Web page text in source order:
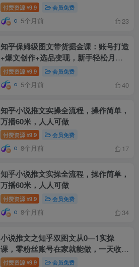
付费资源 ¥9.9 会员免费
5个月前 23
知乎保姆级图文带货掘金课：账号打造
+爆文创作+选品变现，新手轻松月入
1w+第一桶金
付费资源 ¥9.9 会员免费
5个月前 40
知乎小说推文实操全流程，操作简单，
万播60米，人人可做
付费资源 ¥9.9 会员免费
8个月前 17
知乎小说推文实操全流程，操作简单，
万播60米，人人可做
付费资源 ¥9.9 会员免费
8个月前 34
小说推文之知乎双图文从0—1实操
课，零粉丝账号在家就能做，一天收益
几张
付费资源 ¥9.9 会员免费